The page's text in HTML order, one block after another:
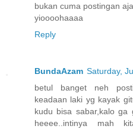
bukan cuma postingan
yioooohaaaa
Reply
BundaAzam Saturday,
betul banget neh
keadaan laki yg kayak
kudu bisa sabar,kalo
heeee..intinya mah